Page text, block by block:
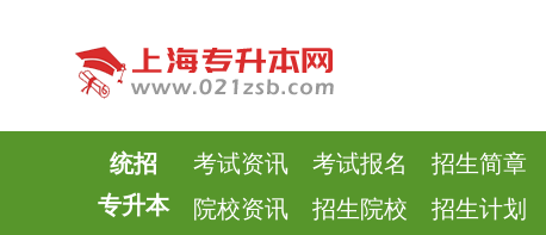
统招
专升本
考试资讯 考试报名 招生简章
院校资讯
招生院校 招生计划